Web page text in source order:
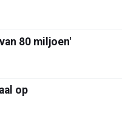
80 miljoen'
op